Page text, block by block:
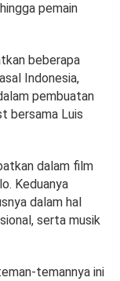
pemain
beberapa
Indonesia,
pembuatan
bersama Luis
dalam film
Keduanya
dalam hal
serta musik
temannya ini